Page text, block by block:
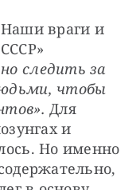
враги и
следить за
чтобы
Для
и
Но именно